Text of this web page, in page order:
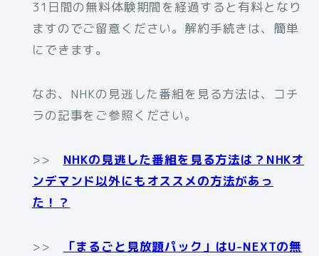
31日間の無料体験期間を経過すると有料となり
ますのでご留意ください。解約手続きは、簡単
にできます。
なお、NHKの見逃した番組を見る方法は、コチ
ラの記事をご参照ください。
>> NHKの見逃した番組を見る方法は？NHKオ
ンデマンド以外にもオススメの方法があっ
た！？
>>
「まるごと見放題パック」はU-NEXTの無